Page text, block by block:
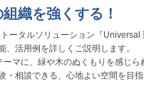
織を強くする！
ータルソリューション『Universal
活用例を詳しくご説明します。
マに、緑や木のぬくもりを感じ
相談できる、心地よい空間を目指